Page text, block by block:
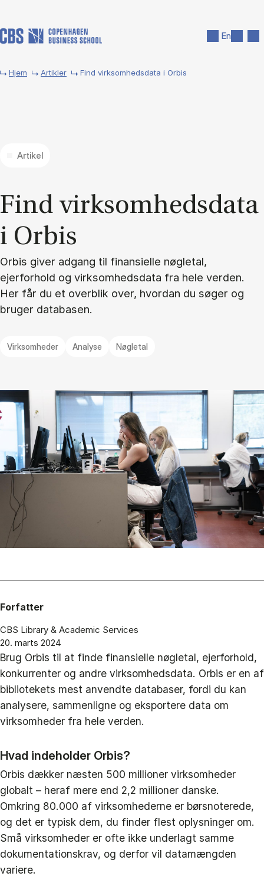
En
Hjem Artikler Find virksomhedsdata i Orbis
Artikel
Find virk­som­heds­da­ta
i Or­bis
Orbis giver adgang til finansielle nøgletal,
ejerforhold og virksomhedsdata fra hele verden.
Her får du et overblik over, hvordan du søger og
bruger databasen.
Virksomheder Analyse Nøgletal
Forfatter
CBS Library & Academic Services
20. marts 2024
Brug Orbis til at finde finansielle nøgletal, ejerforhold,
konkurrenter og andre virksomhedsdata. Orbis er en af
bibliotekets mest anvendte databaser, fordi du kan
analysere, sammenligne og eksportere data om
virksomheder fra hele verden.
Hvad indeholder Orbis?
Orbis dækker næsten 500 millioner virksomheder
globalt – heraf mere end 2,2 millioner danske.
Omkring 80.000 af virksomhederne er børsnoterede,
og det er typisk dem, du finder flest oplysninger om.
Små virksomheder er ofte ikke underlagt samme
dokumentationskrav, og derfor vil datamængden
variere.